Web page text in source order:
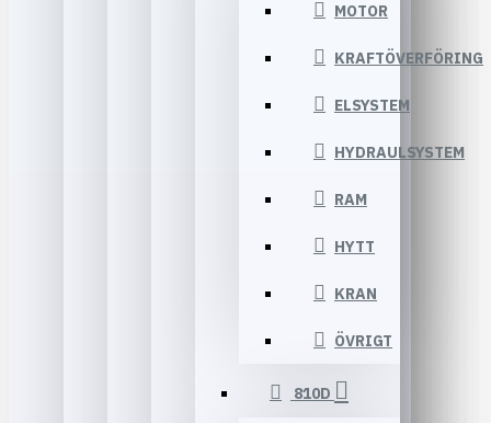
MOTOR
KRAFTÖVERFÖRING
ELSYSTEM
HYDRAULSYSTEM
RAM
HYTT
KRAN
ÖVRIGT
810D